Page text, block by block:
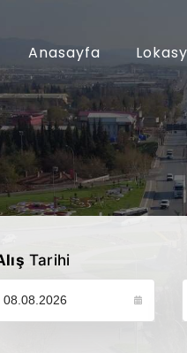
Anasayfa
Tarihi
araç alış tarihinizi seçin